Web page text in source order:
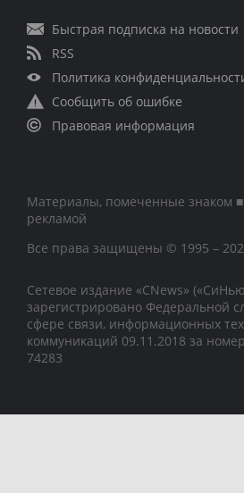
Быстрая подписка на новости
RSS
Политика
Сообщить об ошибке
Правовая информация
Материалы, помеченные знаком
рекламой
Все права защищены © 1995 –
Сетевое издание «CNews»
зарегистрировано Федеральной
сфере связи, информационных
коммуникаций 09.11.2018 за
74283